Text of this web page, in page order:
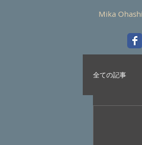
Mika
全ての記事